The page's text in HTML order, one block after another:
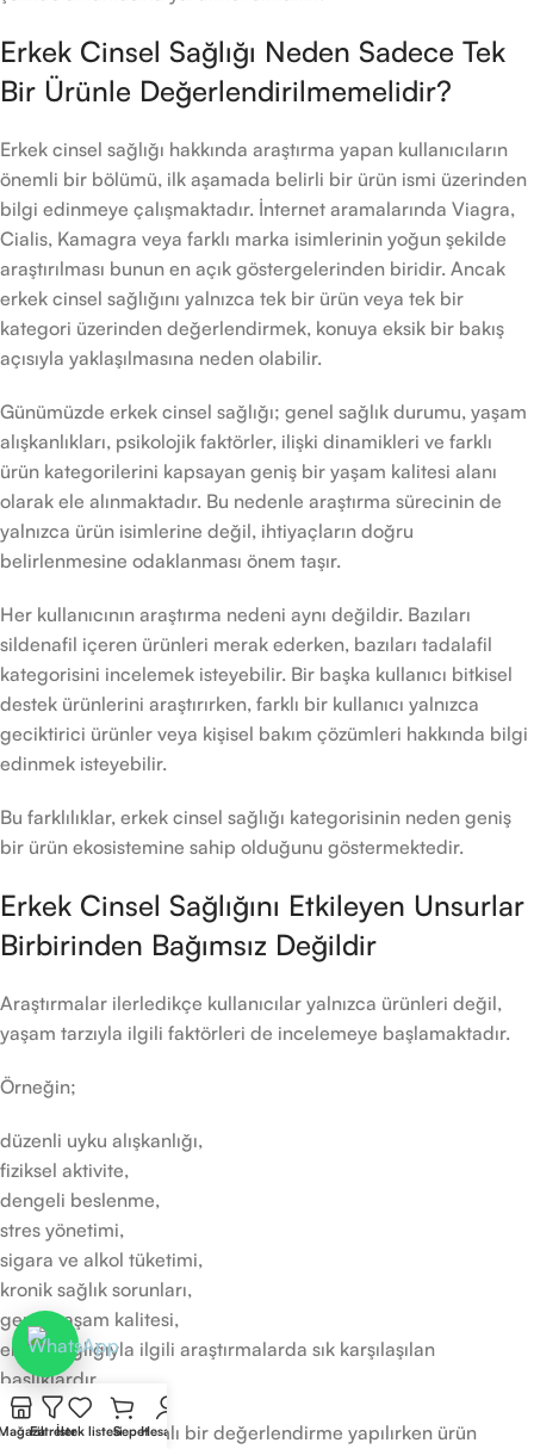
Erkek Cinsel Sağlığı Neden Sadece Tek
Bir Ürünle Değerlendirilmemelidir?
Erkek cinsel sağlığı hakkında araştırma yapan kullanıcıların
önemli bir bölümü, ilk aşamada belirli bir ürün ismi üzerinden
bilgi edinmeye çalışmaktadır. İnternet aramalarında Viagra,
Cialis, Kamagra veya farklı marka isimlerinin yoğun şekilde
araştırılması bunun en açık göstergelerinden biridir. Ancak
erkek cinsel sağlığını yalnızca tek bir ürün veya tek bir
kategori üzerinden değerlendirmek, konuya eksik bir bakış
açısıyla yaklaşılmasına neden olabilir.
Günümüzde erkek cinsel sağlığı; genel sağlık durumu, yaşam
alışkanlıkları, psikolojik faktörler, ilişki dinamikleri ve farklı
ürün kategorilerini kapsayan geniş bir yaşam kalitesi alanı
olarak ele alınmaktadır. Bu nedenle araştırma sürecinin de
yalnızca ürün isimlerine değil, ihtiyaçların doğru
belirlenmesine odaklanması önem taşır.
Her kullanıcının araştırma nedeni aynı değildir. Bazıları
sildenafil içeren ürünleri merak ederken, bazıları tadalafil
kategorisini incelemek isteyebilir. Bir başka kullanıcı bitkisel
destek ürünlerini araştırırken, farklı bir kullanıcı yalnızca
geciktirici ürünler veya kişisel bakım çözümleri hakkında bilgi
edinmek isteyebilir.
Bu farklılıklar, erkek cinsel sağlığı kategorisinin neden geniş
bir ürün ekosistemine sahip olduğunu göstermektedir.
Erkek Cinsel Sağlığını Etkileyen Unsurlar
Birbirinden Bağımsız Değildir
Araştırmalar ilerledikçe kullanıcılar yalnızca ürünleri değil,
yaşam tarzıyla ilgili faktörleri de incelemeye başlamaktadır.
Örneğin;
düzenli uyku alışkanlığı,
fiziksel aktivite,
dengeli beslenme,
stres yönetimi,
sigara ve alkol tüketimi,
kronik sağlık sorunları,
genel yaşam kalitesi,
erkek sağlığıyla ilgili araştırmalarda sık karşılaşılan
başlıklardır.
Bu nedenle kapsamlı bir değerlendirme yapılırken ürün
Filtrelerİstek listesiSepetHesabım